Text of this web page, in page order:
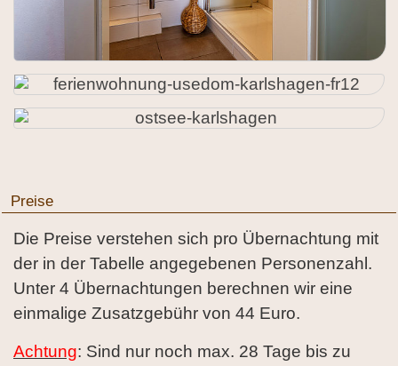
Preise
Die Preise verstehen sich pro Übernachtung mit
der in der Tabelle angegebenen Personenzahl.
Unter 4 Übernachtungen berechnen wir eine
einmalige Zusatzgebühr von 44 Euro.
Achtung: Sind nur noch max. 28 Tage bis zu